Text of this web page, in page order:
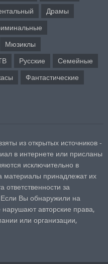
Драмы
Мюзиклы
Русские Семейные
Фантастические
из открытых источников -
в интернете или присланы
исключительно в
материалы принадлежат их
за
Вы обнаружили на
авторские права,
или организации,